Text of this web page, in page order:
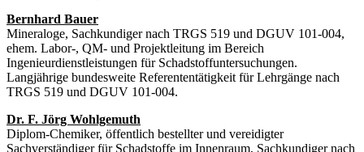
Bernhard Bauer
Mineraloge, Sachkundiger nach TRGS 519 und DGUV 101-004,
ehem. Labor-, QM- und Projektleitung im Bereich
Ingenieurdienstleistungen für Schadstoffuntersuchungen.
Langjährige bundesweite Referententätigkeit für Lehrgänge nach
TRGS 519 und DGUV 101-004.
Dr. F. Jörg Wohlgemuth
Diplom-Chemiker, öffentlich bestellter und vereidigter
Sachverständiger für Schadstoffe im Innenraum, Sachkundiger nach